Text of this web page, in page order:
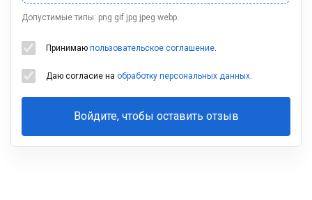
Допустимые типы: png gif jpg jpeg webp.
Принимаю пользовательское соглашение.
Даю согласие на обработку персональных данных.
Войдите, чтобы оставить отзыв
Ваша